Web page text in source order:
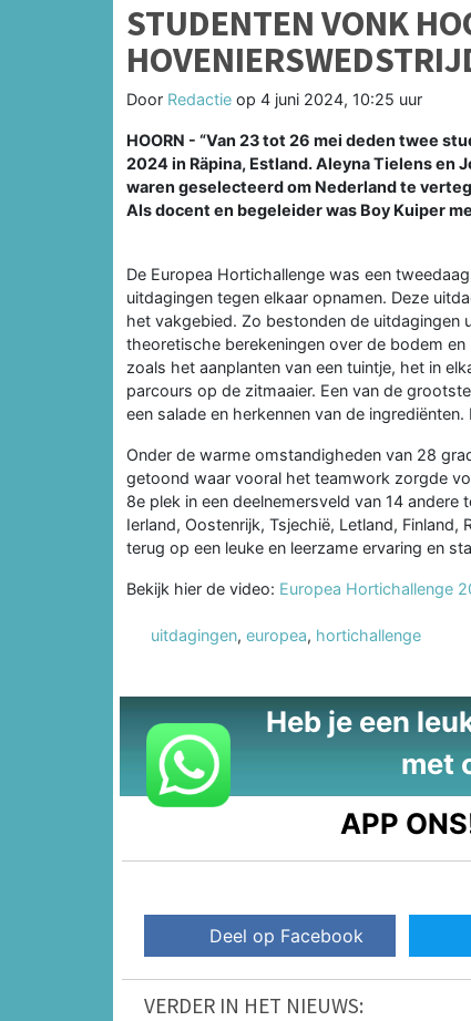
STUDENTEN VONK
Door Redactie op 4 juni 2024, 10:25 uur
HOORN - “Van 23 tot 26 mei deden twee
2024 in Räpina, Estland. Aleyna Tielens en
waren geselecteerd om Nederland te
Als docent en begeleider was Boy Kuiper
De Europea Hortichallenge was een
uitdagingen tegen elkaar opnamen. Deze
het vakgebied. Zo bestonden de uitdagingen
theoretische berekeningen over de bodem
zoals het aanplanten van een tuintje, het in
parcours op de zitmaaier. Een van de
een salade en herkennen van de
Onder de warme omstandigheden van 28
getoond waar vooral het teamwork zorgde
8e plek in een deelnemersveld van 14
Ierland, Oostenrijk, Tsjechië, Letland,
terug op een leuke en leerzame ervaring en
Bekijk hier de video: Europea Hortichallenge
uitdagingen, europea, hortichallenge
Heb je een
met
APP
Deel op Facebook
VERDER IN HET NIEUWS: